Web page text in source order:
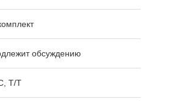
обсуждению
T/T